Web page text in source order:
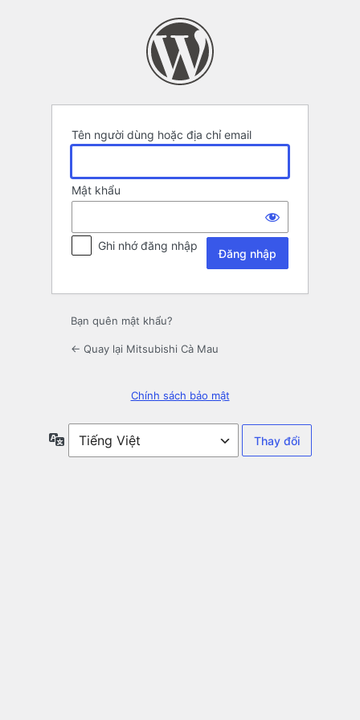
Tên người dùng hoặc địa chỉ email
Mật khẩu
Ghi nhớ đăng nhập
Bạn quên mật khẩu?
← Quay lại Mitsubishi Cà Mau
Chính sách bảo mật
Ngôn
ngữ